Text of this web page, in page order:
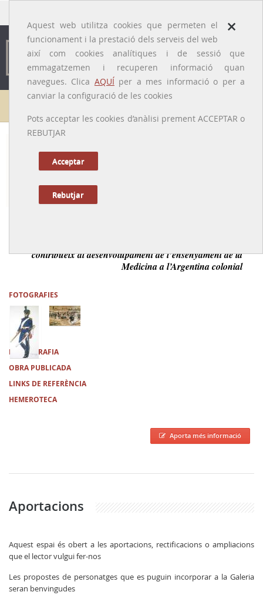
×
Aquest web utilitza cookies que permeten el
funcionament i la prestació dels serveis del web
així com cookies analítiques i de sessió que
emmagatzemen i recuperen informació quan
navegues. Clica AQUÍper a mes informació o per a
canviar la configuració de les cookies
Pots acceptar les cookies d’anàlisi prement ACCEPTAR o
REBUTJAR
Acceptar
Rebutjar
Galeria de metges
contribueix al desenvolupament de l’ensenyament de la
Medicina a l’Argentina colonial
FOTOGRAFIES
BIBLIOGRAFIA
OBRA PUBLICADA
LINKS DE REFERÈNCIA
HEMEROTECA
Aporta més informació
Aportacions
Aquest espai és obert a les aportacions, rectificacions o ampliacions
que el lector vulgui fer-nos
Les propostes de personatges que es puguin incorporar a la Galeria
seran benvingudes